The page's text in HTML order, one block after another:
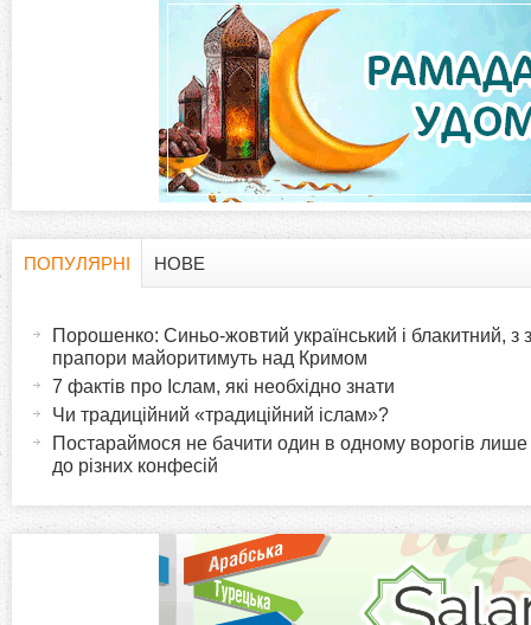
к
z
ПОПУЛЯРНІ
в
НОВЕ
Порошенко: Синьо-жовтий український і блакитний, з
прапори майоритимуть над Кримом
7 фактів про Іслам, які необхідно знати
Чи традиційний «традиційний іслам»?
Постараймося не бачити один в одному ворогів лише
до різних конфесій